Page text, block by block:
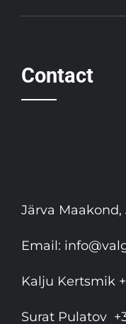
Contact
Järva
Email:
Kalju Kertsmik
Surat Pulatov